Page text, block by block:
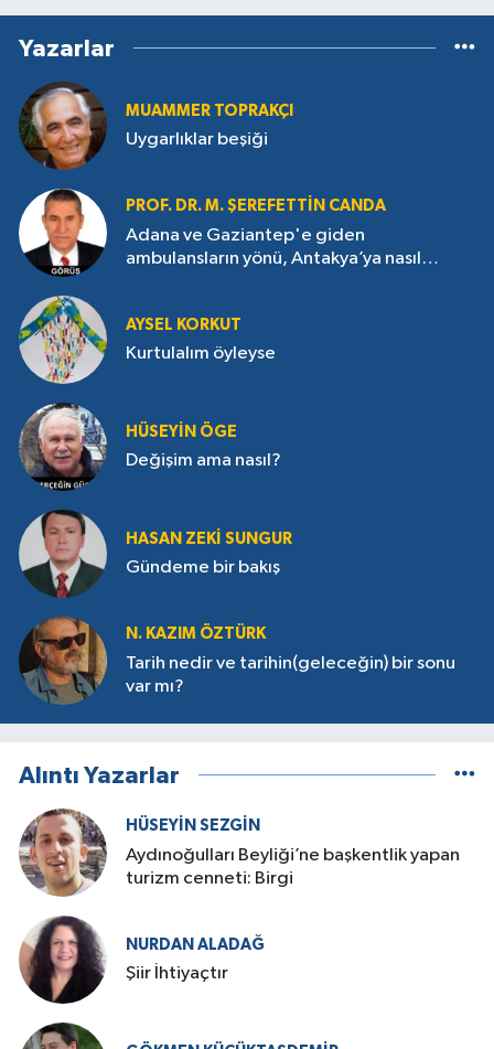
Yazarlar
MUAMMER TOPRAKÇI
Uygarlıklar beşiği
PROF. DR. M. ŞEREFETTIN CANDA
Adana ve Gaziantep'e giden
ambulansların yönü, Antakya’ya nasıl
AYSEL KORKUT
Kurtulalım öyleyse
HÜSEYIN ÖGE
Değişim ama nasıl?
HASAN ZEKI SUNGUR
Gündeme bir bakış
N. KAZIM ÖZTÜRK
Tarih nedir ve tarihin(geleceğin) bir sonu
var mı?
Alıntı Yazarlar
HÜSEYIN SEZGIN
Aydınoğulları Beyliği’ne başkentlik yapan
turizm cenneti: Birgi
NURDAN ALADAĞ
Şiir İhtiyaçtır